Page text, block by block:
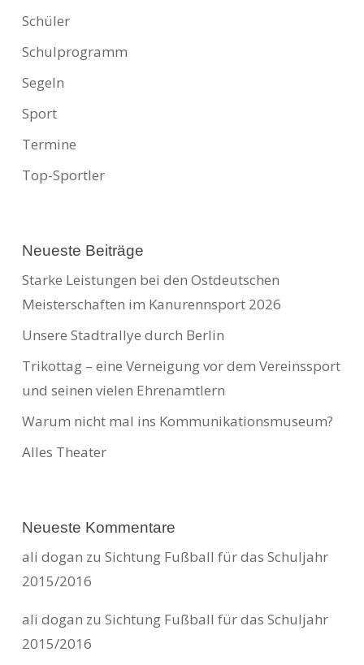
Schüler
Schulprogramm
Segeln
Sport
Termine
Top-Sportler
Neueste Beiträge
Starke Leistungen bei den Ostdeutschen
Meisterschaften im Kanurennsport 2026
Unsere Stadtrallye durch Berlin
Trikottag – eine Verneigung vor dem Vereinssport
und seinen vielen Ehrenamtlern
Warum nicht mal ins Kommunikationsmuseum?
Alles Theater
Neueste Kommentare
ali dogan zu Sichtung Fußball für das Schuljahr
2015/2016
ali dogan zu Sichtung Fußball für das Schuljahr
2015/2016